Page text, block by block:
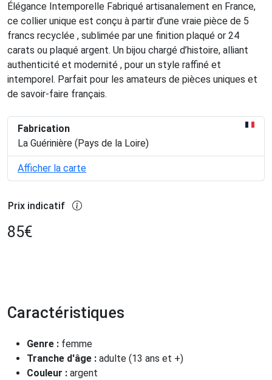
Élégance Intemporelle Fabriqué artisanalement en France,
ce collier unique est conçu à partir d’une vraie pièce de 5
francs recyclée , sublimée par une finition plaqué or 24
carats ou plaqué argent. Un bijou chargé d’histoire, alliant
authenticité et modernité , pour un style raffiné et
intemporel. Parfait pour les amateurs de pièces uniques et
de savoir-faire français.
Fabrication
La Guérinière (Pays de la Loire)
Afficher la carte
Prix indicatif
85€
Caractéristiques
Genre : femme
Tranche d'âge : adulte (13 ans et +)
Couleur : argent